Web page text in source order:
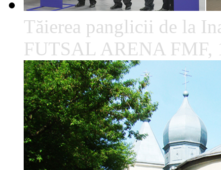
Tăierea panglicii de la
FUTSAL ARENA FMF,